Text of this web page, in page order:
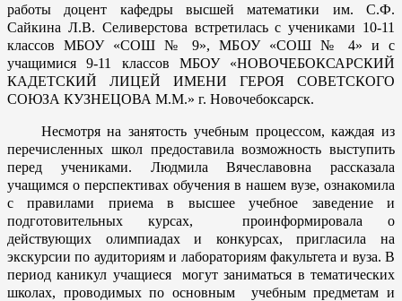
работы доцент кафедры высшей математики им. С.Ф.
Сайкина Л.В. Селиверстова встретилась с учениками 10-11
классов МБОУ «СОШ № 9», МБОУ «СОШ № 4» и с
учащимися 9-11 классов МБОУ «НОВОЧЕБОКСАРСКИЙ
КАДЕТСКИЙ ЛИЦЕЙ ИМЕНИ ГЕРОЯ СОВЕТСКОГО
СОЮЗА КУЗНЕЦОВА М.М.» г. Новочебоксарск.
Несмотря на занятость учебным процессом, каждая из
перечисленных школ предоставила возможность выступить
перед учениками. Людмила Вячеславовна рассказала
учащимся о перспективах обучения в нашем вузе, ознакомила
с правилами приема в высшее учебное заведение и
подготовительных курсах, проинформировала о
действующих олимпиадах и конкурсах, пригласила на
экскурсии по аудиториям и лабораториям факультета и вуза. В
период каникул учащиеся могут заниматься в тематических
школах, проводимых по основным учебным предметам и